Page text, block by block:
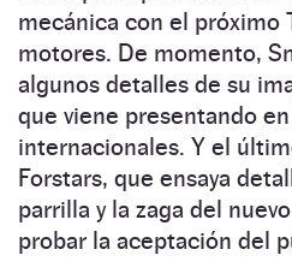
mecánica con el próximo
motores. De momento,
algunos detalles de su
que viene presentando
internacionales. Y el
Forstars, que ensaya
parrilla y la zaga del
probar la aceptación del